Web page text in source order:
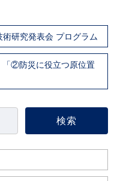
研究発表会 プログラム
②防災に役立つ原位置